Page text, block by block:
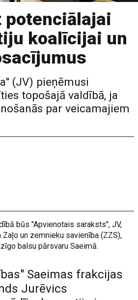
koalīcijai un
(JV) pieņēmusi
topošajā valdībā, ja
par veicamajiem
būs "Apvienotais saraksts", JV,
Zaļo un zemnieku savienība (ZZS),
balsu pārsvaru Saeimā.
Saeimas frakcijas
Jurēvics